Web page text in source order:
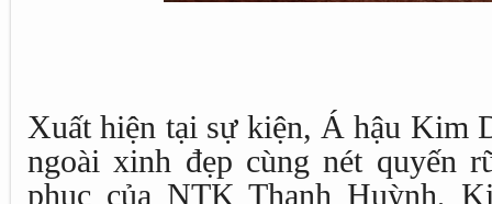
Xuất hiện tại sự kiện, Á hậu Kim
ngoài xinh đẹp cùng nét quyến
phục của NTK Thanh Huỳnh,